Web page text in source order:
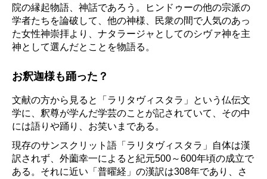
院の縁起物語、神話であろう。ヒンドゥーの他の宗派の
学者たちを論破して、他の神様、民衆の間で人気のあっ
た女性神崇拝より、ナタラージャとしてのシヴァ神を主
神として選んだとことを物語る。
お釈迦様も踊った？
文献の方から見ると「ラリタヴィスタラ」という仏伝文
学に、釈尊が学んだ学芸のことが記されていて、その中
には語りや踊り、お笑いまである。
現存のサンスクリット語「ラリタヴィスタラ」自体は漢
訳されず、外薗幸一によると紀元500～600年頃の成立で
ある。それに近い「普曜経」の漢訳は308年であり、さ